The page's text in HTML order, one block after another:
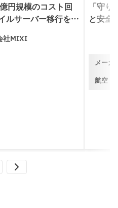
円規模のコスト回
ルサーバー移行を支
社MIXI
「守
と安全
メーカ
航空・